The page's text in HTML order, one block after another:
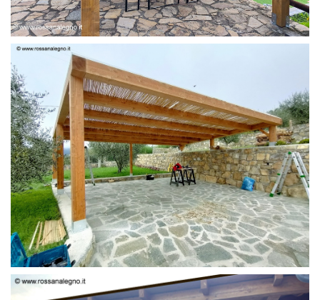
PERGOLA 6 X 3